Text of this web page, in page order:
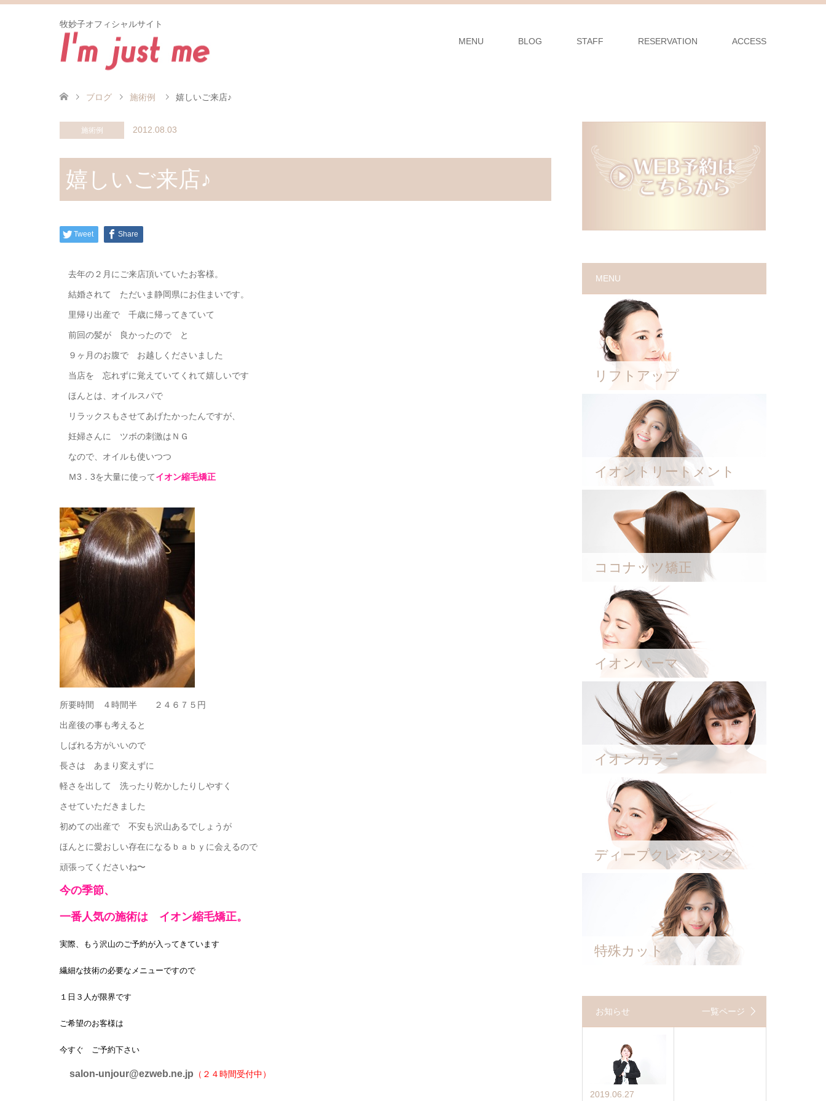
牧妙子オフィシャルサイト
MENU
BLOG STAFF RESERVATION ACCESS
ブログ 施術例 嬉しいご来店♪
施術例 2012.08.03
嬉しいご来店♪
Tweet Share
去年の２月にご来店頂いていたお客様。
結婚されて ただいま静岡県にお住まいです。
里帰り出産で 千歳に帰ってきていて
前回の髪が 良かったので と
９ヶ月のお腹で お越しくださいました
当店を 忘れずに覚えていてくれて嬉しいです
ほんとは、オイルスパで
リラックスもさせてあげたかったんですが、
妊婦さんに ツボの刺激はＮＧ
なので、オイルも使いつつ
Ｍ3．3を大量に使ってイオン縮毛矯正
所要時間 ４時間半 ２４６７５円
出産後の事も考えると
しばれる方がいいので
長さは あまり変えずに
軽さを出して 洗ったり乾かしたりしやすく
させていただきました
初めての出産で 不安も沢山あるでしょうが
ほんとに愛おしい存在になるｂａｂｙに会えるので
頑張ってくださいね〜
今の季節、
一番人気の施術は イオン縮毛矯正。
実際、もう沢山のご予約が入ってきています
繊細な技術の必要なメニューですので
１日３人が限界です
ご希望のお客様は
今すぐ ご予約下さい
salon-unjour@ezweb.ne.jp （２４時間受付中）
MENU
リフトアップ
イオントリートメント
ココナッツ矯正
イオンパーマ
イオンカラー
ディープクレンジング
特殊カット
お知らせ 一覧ページ
2019.06.27